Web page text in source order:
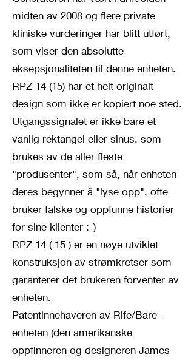
midten av 2008 og flere private
kliniske vurderinger har blitt utført,
som viser den absolutte
eksepsjonaliteten til denne enheten.
RPZ 14 (15) har et helt originalt
design som ikke er kopiert noe sted.
Utgangssignalet er ikke bare et
vanlig rektangel eller sinus, som
brukes av de aller fleste
"produsenter", som så, når enheten
deres begynner å "lyse opp", ofte
bruker falske og oppfunne historier
for sine klienter :-)
RPZ 14 ( 15 ) er en nøye utviklet
konstruksjon av strømkretser som
garanterer det brukeren forventer av
enheten.
Patentinnehaveren av Rife/Bare-
enheten (den amerikanske
oppfinneren og designeren James